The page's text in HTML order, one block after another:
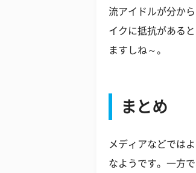
流アイドルが分か
イクに抵抗がある
ますしね～。
まとめ
メディアなどでは
なようです。一方